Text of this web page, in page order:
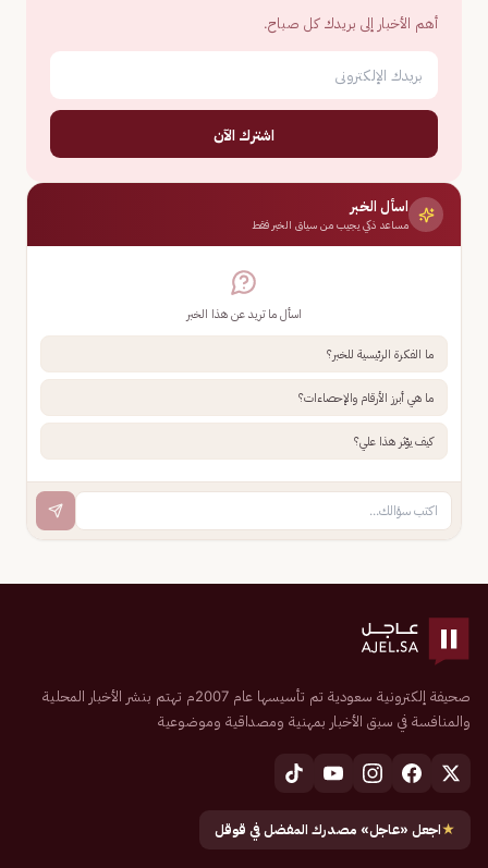
أهم الأخبار إلى بريدك كل صباح.
اشترك الآن
اسأل الخبر
مساعد ذكي يجيب من سياق الخبر فقط
اسأل ما تريد عن هذا الخبر
ما الفكرة الرئيسية للخبر؟
ما هي أبرز الأرقام والإحصاءات؟
كيف يؤثر هذا علي؟
صحيفة إلكترونية سعودية تم تأسيسها عام 2007م تهتم بنشر الأخبار المحلية
والمنافسة في سبق الأخبار بمهنية ومصداقية وموضوعية
★اجعل «عاجل» مصدرك المفضل في قوقل